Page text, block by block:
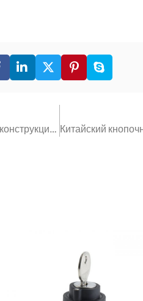
Сравнение принципиальной разницы в конструкции самоблокирующегося кнопочного переключателя и самовозвратного переключателя